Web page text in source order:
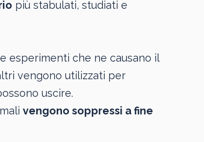
più stabulati, studiati e
esperimenti che ne causano il
vengono utilizzati per
uscire.
vengono soppressi a fine